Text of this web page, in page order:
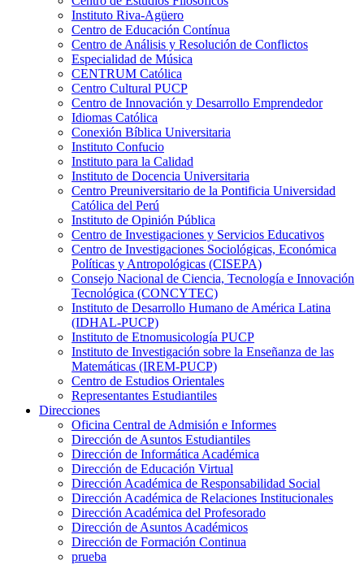
Instituto Riva-Agüero
Centro de Educación Contínua
Centro de Análisis y Resolución de Conflictos
Especialidad de Música
CENTRUM Católica
Centro Cultural PUCP
Centro de Innovación y Desarrollo Emprendedor
Idiomas Católica
Conexión Bíblica Universitaria
Instituto Confucio
Instituto para la Calidad
Instituto de Docencia Universitaria
Centro Preuniversitario de la Pontificia Universidad
Católica del Perú
Instituto de Opinión Pública
Centro de Investigaciones y Servicios Educativos
Centro de Investigaciones Sociológicas, Económica
Políticas y Antropológicas (CISEPA)
Consejo Nacional de Ciencia, Tecnología e Innovación
Tecnológica (CONCYTEC)
Instituto de Desarrollo Humano de América Latina
(IDHAL-PUCP)
Instituto de Etnomusicología PUCP
Instituto de Investigación sobre la Enseñanza de las
Matemáticas (IREM-PUCP)
Centro de Estudios Orientales
Representantes Estudiantiles
Direcciones
Oficina Central de Admisión e Informes
Dirección de Asuntos Estudiantiles
Dirección de Informática Académica
Dirección de Educación Virtual
Dirección Académica de Responsabilidad Social
Dirección Académica de Relaciones Institucionales
Dirección Académica del Profesorado
Dirección de Asuntos Académicos
Dirección de Formación Continua
prueba